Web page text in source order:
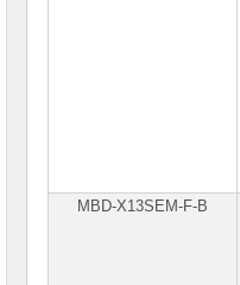
Термошкафы
MBD-X13SEM-F-B